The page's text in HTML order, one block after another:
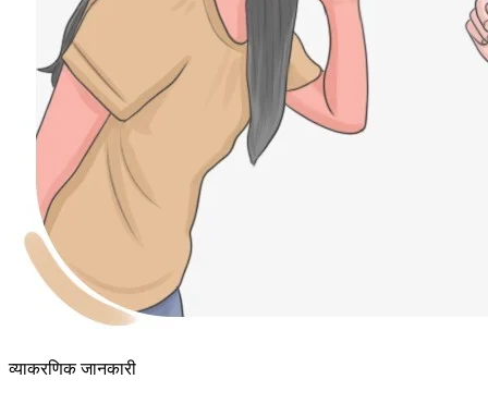
व्याकरणिक जानकारी